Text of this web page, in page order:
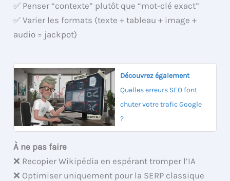
✅ Penser “contexte” plutôt que “mot-clé exact”
✅ Varier les formats (texte + tableau + image +
audio = jackpot)
Découvrez également
Quelles erreurs SEO font
chuter votre trafic Google
?
À ne pas faire
❌ Recopier Wikipédia en espérant tromper l’IA
❌ Optimiser uniquement pour la SERP classique